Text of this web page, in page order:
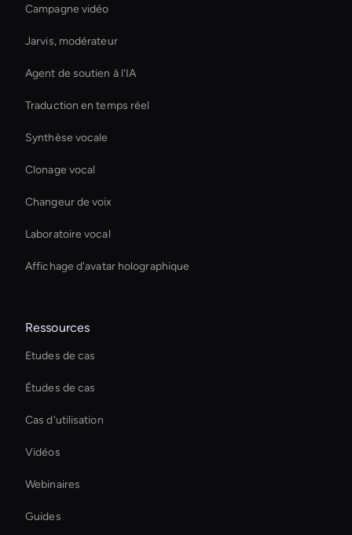
Campagne vidéo
Jarvis, modérateur
Agent de soutien à l'IA
Traduction en temps réel
Synthèse vocale
Clonage vocal
Changeur de voix
Laboratoire vocal
Affichage d'avatar holographique
Ressources
Etudes de cas
Études de cas
Cas d'utilisation
Vidéos
Webinaires
Guides